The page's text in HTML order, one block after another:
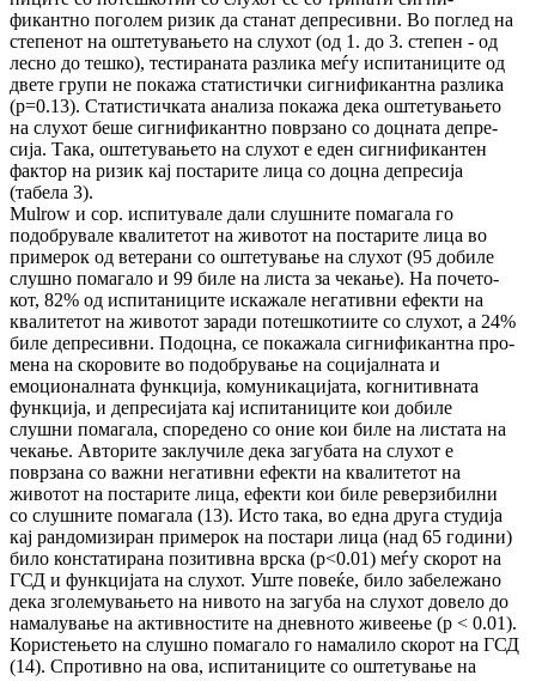
фикантно поголем ризик да станат де­пре­сивни. Во поглед на
степенот на ош­те­ту­ва­ње­то на слухот (од 1. до 3. степен - од
лесно до теш­ко), тестираната разлика меѓу ис­пи­та­ни­ци­те од
двете групи не покажа статистички сиг­ни­фи­кантна разлика
(p=0.13). Статистичката ана­ли­за покажа дека оштетувањето
на слухот беше сигнификантно поврзано со доцната де­пре­­
сија. Така, оштетувањето на слухот е еден сиг­­нификантен
фактор на ризик кај пос­тарите л­ица со доцна депресија
(табела 3).
Mulrow и сор. испитувале дали слушните по­ма­га­ла го
подобрувале квалитетот на животот на постарите лица во
примерок од ветерани со ош­те­тување на слухот (95 добиле
слушно по­ма­га­ло и 99 биле на листа за чекање). На по­че­то­
кот, 82% од испитаниците искажале не­га­тив­ни ефекти на
квалитетот на животот заради по­тешкотиите со слухот, а 24%
биле де­пре­сив­ни. Подоцна, се покажала сигнификантна про­
ме­на на скоровите во подобрување на со­ци­јал­на­та и
емоционалната функција, ко­му­ни­ка­ци­ја­та, когнитивната
функција, и депресијата кај и­сп­итаниците кои добиле
слушни помагала, спо­редено со оние кои биле на листата на
че­ка­ње. Авторите заклучиле дека загубата на слу­хот е
поврзанa со важни негативни ефекти на квалитетот на
животот на постарите лица, ефек­ти кои биле реверзибилни
со слушните по­ма­гала (13). Исто така, во една друга студија
кај рандомизиран примерок на постари лица (над 65 години)
било констатирана позитивна врс­ка (p<0.01) меѓу скорот на
ГСД и функ­ци­ја­та на слухот. Уште повеќе, било забележано
де­ка зголемувањето на нивото на загуба на слу­хот довело до
намалување на активностите на дневното живеење (p < 0.01).
Користењето на слушно помагало го намалило скорот на ГСД
(14). Спротивно на ова, испитаниците со ош­те­тување на